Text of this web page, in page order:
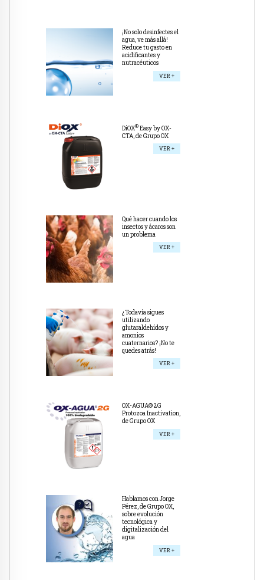
¡No solo desinfectes el
agua, ve más allá!
Reduce tu gasto en
acidificantes y
nutracéuticos
VER +
DiOX®Easy by OX-
CTA, de Grupo OX
VER +
Qué hacer cuando los
insectos y ácaros son
un problema
VER +
¿Todavía sigues
utilizando
glutaraldehídos y
amonios
cuaternarios? ¡No te
quedes atrás!
VER +
OX-AGUA® 2G
Protozoa Inactivation,
de Grupo OX
VER +
Hablamos con Jorge
Pérez, de Grupo OX,
sobre evolución
tecnológica y
digitalización del
agua
VER +